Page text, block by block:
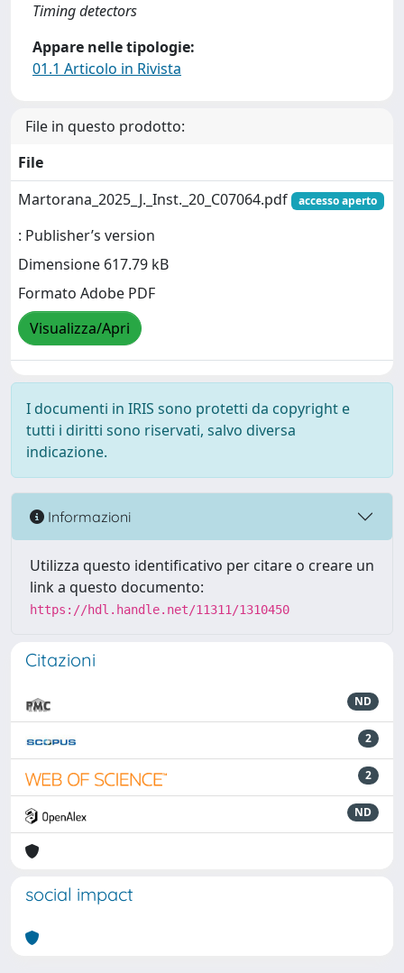
Timing detectors
Appare nelle tipologie:
01.1 Articolo in Rivista
File in questo prodotto:
File
Martorana_2025_J._Inst._20_C07064.pdf
accesso aperto
: Publisher’s version
Dimensione 617.79 kB
Formato Adobe PDF
Visualizza/Apri
I documenti in IRIS sono protetti da copyright e
tutti i diritti sono riservati, salvo diversa
indicazione.
Informazioni
Utilizza questo identificativo per citare o creare un
link a questo documento:
https://hdl.handle.net/11311/1310450
Citazioni
ND
2
2
ND
social impact